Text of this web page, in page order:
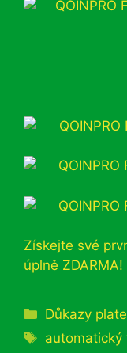
Získejte své
úplně ZDARMA!
Rubriky
Důkazy
Štítky
automatický